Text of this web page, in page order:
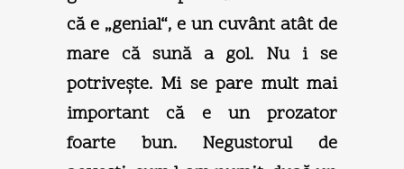
că e „genial“, e un cuvânt atât de
mare că sună a gol. Nu i se
potriveşte. Mi se pare mult mai
important că e un prozator
foarte bun. Negustorul de